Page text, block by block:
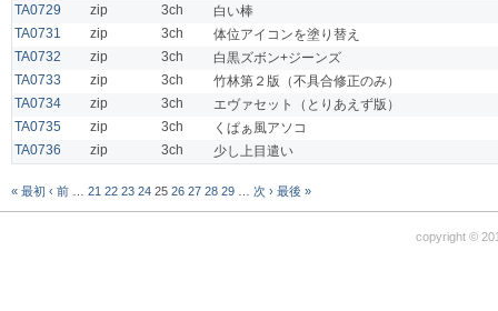
TA0729
zip 3ch
白い棒
TA0731
zip 3ch
体位アイコンを塗り替え
TA0732
zip 3ch
白黒ズボン+ジーンズ
TA0733
zip 3ch
竹林第２版（不具合修正のみ）
TA0734
zip 3ch
エヴァセット（とりあえず版）
TA0735
zip 3ch
くぱぁ風アソコ
TA0736
zip 3ch 少し上目遣い
« 最初 ‹ 前 21 22 23 24 25 26 27 28 29 次 › 最後 »
copyright ©